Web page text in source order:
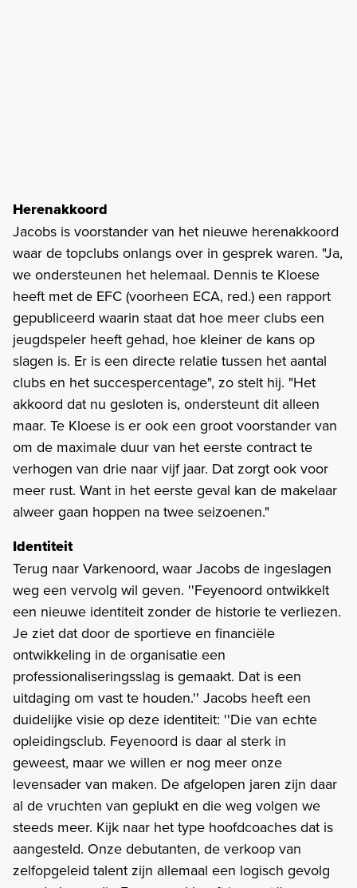
Herenakkoord
Jacobs is voorstander van het nieuwe herenakkoord
waar de topclubs onlangs over in gesprek waren. "Ja,
we ondersteunen het helemaal. Dennis te Kloese
heeft met de EFC (voorheen ECA, red.) een rapport
gepubliceerd waarin staat dat hoe meer clubs een
jeugdspeler heeft gehad, hoe kleiner de kans op
slagen is. Er is een directe relatie tussen het aantal
clubs en het succespercentage", zo stelt hij. "Het
akkoord dat nu gesloten is, ondersteunt dit alleen
maar. Te Kloese is er ook een groot voorstander van
om de maximale duur van het eerste contract te
verhogen van drie naar vijf jaar. Dat zorgt ook voor
meer rust. Want in het eerste geval kan de makelaar
alweer gaan hoppen na twee seizoenen."
Identiteit
Terug naar Varkenoord, waar Jacobs de ingeslagen
weg een vervolg wil geven. ''Feyenoord ontwikkelt
een nieuwe identiteit zonder de historie te verliezen.
Je ziet dat door de sportieve en financiële
ontwikkeling in de organisatie een
professionaliseringsslag is gemaakt. Dat is een
uitdaging om vast te houden.'' Jacobs heeft een
duidelijke visie op deze identiteit: ''Die van echte
opleidingsclub. Feyenoord is daar al sterk in
geweest, maar we willen er nog meer onze
levensader van maken. De afgelopen jaren zijn daar
al de vruchten van geplukt en die weg volgen we
steeds meer. Kijk naar het type hoofdcoaches dat is
aangesteld. Onze debutanten, de verkoop van
zelfopgeleid talent zijn allemaal een logisch gevolg